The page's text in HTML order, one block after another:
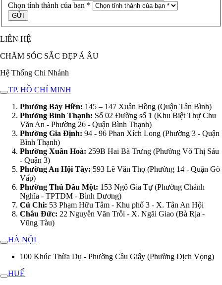
Chọn tỉnh thành của bạn *
LIÊN HỆ
CHĂM SÓC SẮC ĐẸP Á ÂU
Hệ Thống Chi Nhánh
TP. HỒ CHÍ MINH
Phường Bảy Hiền: 145 – 147 Xuân Hồng (Quận Tân Bình)
Phường Bình Thạnh: Số 02 Đường số 1 (Khu Biệt Thự Chu
Văn An - Phường 26 - Quận Bình Thạnh)
Phường Gia Định: 94 - 96 Phan Xích Long (Phường 3 - Quận
Bình Thạnh)
Phường Xuân Hoà: 259B Hai Bà Trưng (Phường Võ Thị Sáu
- Quận 3)
Phường An Hội Tây: 593 Lê Văn Thọ (Phường 14 - Quận Gò
Vấp)
Phường Thủ Dầu Một: 153 Ngô Gia Tự (Phường Chánh
Nghĩa - TPTDM - Bình Dương)
Củ Chi: 53 Phạm Hữu Tâm - Khu phố 3 - X. Tân An Hội
Châu Đức: 22 Nguyễn Văn Trỗi - X. Ngãi Giao (Bà Rịa -
Vũng Tàu)
HÀ NỘI
100 Khúc Thừa Dụ - Phường Cầu Giấy (Phường Dịch Vọng)
HUẾ